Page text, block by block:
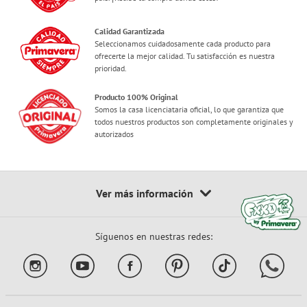
Calidad Garantizada
Seleccionamos cuidadosamente cada producto para
ofrecerte la mejor calidad. Tu satisfacción es nuestra
prioridad.
Producto 100% Original
Somos la casa licenciataria oficial, lo que garantiza que
todos nuestros productos son completamente originales y
autorizados
Síguenos en nuestras redes: